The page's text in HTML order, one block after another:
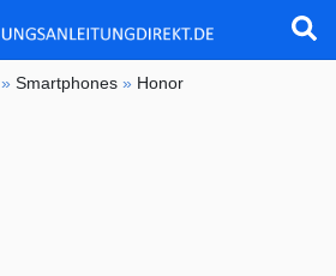
»Smartphones » Honor